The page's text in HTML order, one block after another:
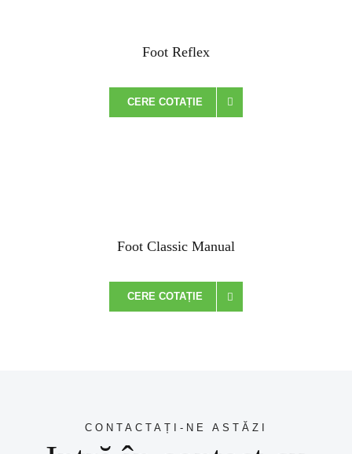
Foot Reflex
CERE COTAȚIE
Foot Classic Manual
CERE COTAȚIE
CONTACTAȚI-NE ASTĂZI